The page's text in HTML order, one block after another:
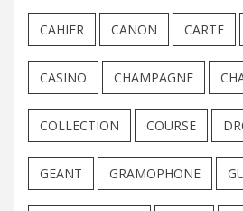
CAHIER CANON CARTE
CASINO CHAMPAGNE
COLLECTION COURSE
GEANT GRAMOPHONE